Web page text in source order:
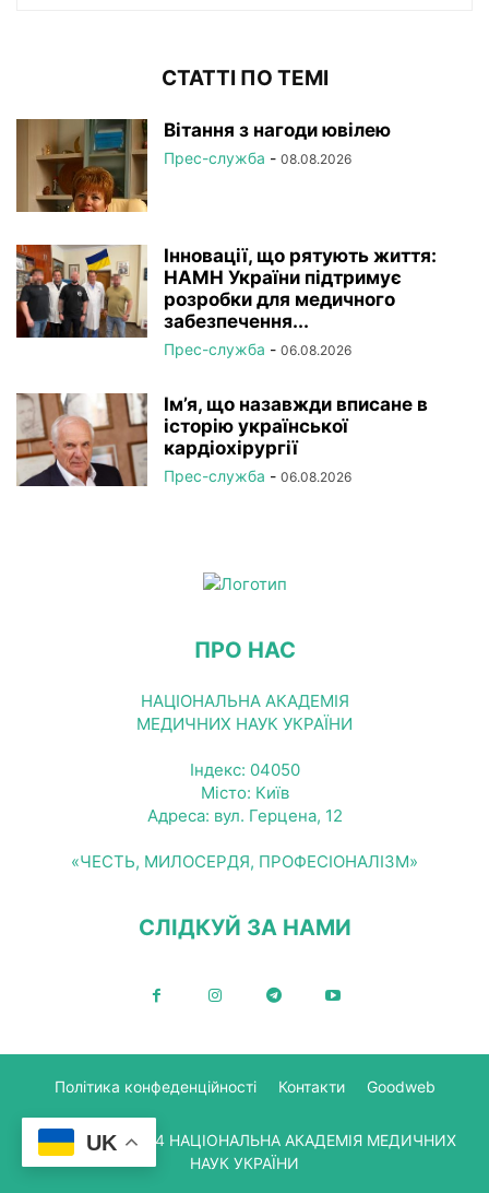
СТАТТІ ПО ТЕМІ
Вітання з нагоди ювілею
Прес-служба - 08.08.2026
Інновації, що рятують життя:
НАМН України підтримує
розробки для медичного
забезпечення...
Прес-служба - 06.08.2026
Ім’я, що назавжди вписане в
історію української
кардіохірургії
Прес-служба - 06.08.2026
ПРО НАС
НАЦІОНАЛЬНА АКАДЕМІЯ
МЕДИЧНИХ НАУК УКРАЇНИ
Індекс: 04050
Місто: Київ
Адреса: вул. Герцена, 12
«ЧЕСТЬ, МИЛОСЕРДЯ, ПРОФЕСІОНАЛІЗМ»
СЛІДКУЙ ЗА НАМИ
Політика конфеденційності Контакти Goodweb
© Copyright 2024 НАЦІОНАЛЬНА АКАДЕМІЯ МЕДИЧНИХ
НАУК УКРАЇНИ
UK